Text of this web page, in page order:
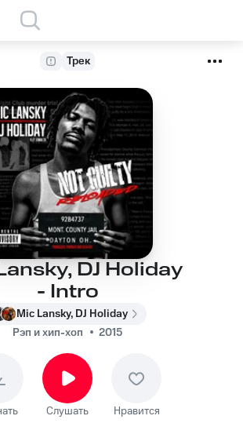
Трек
DJ Holiday
- Intro
Mic Lansky, DJ Holiday
Рэп и хип-хоп
2015
Слушать Нравится